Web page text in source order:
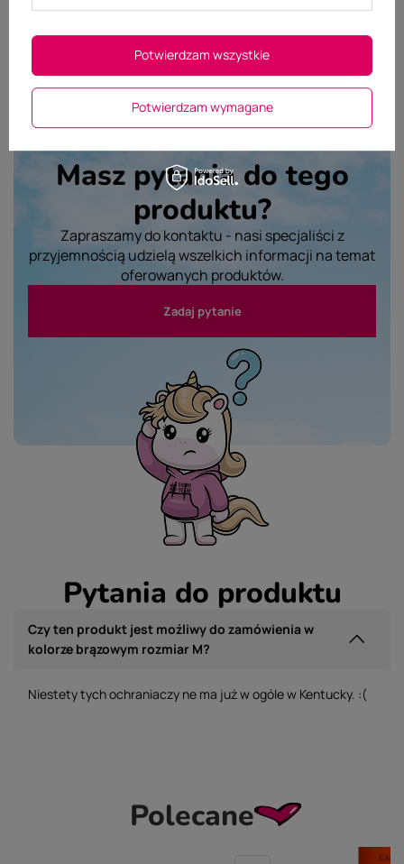
Wyślij opinię
Masz pytania do tego
produktu?
Zapraszamy do kontaktu - nasi specjaliści z
przyjemnością udzielą wszelkich informacji na temat
oferowanych produktów.
Zadaj pytanie
Pytania do produktu
Czy ten produkt jest możliwy do zamówienia w
kolorze brązowym rozmiar M?
Niestety tych ochraniaczy ne ma już w ogóle w Kentucky. :(
Polecane
Potwierdzam wymagane
Potwierdzam wszystkie